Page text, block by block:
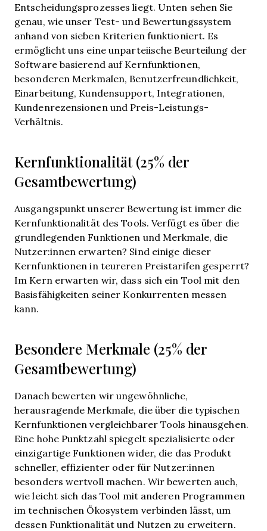
Entscheidungsprozesses liegt. Unten sehen Sie
genau, wie unser Test- und Bewertungssystem
anhand von sieben Kriterien funktioniert. Es
ermöglicht uns eine unparteiische Beurteilung der
Software basierend auf Kernfunktionen,
besonderen Merkmalen, Benutzerfreundlichkeit,
Einarbeitung, Kundensupport, Integrationen,
Kundenrezensionen und Preis-Leistungs-
Verhältnis.
Kernfunktionalität (25% der
Gesamtbewertung)
Ausgangspunkt unserer Bewertung ist immer die
Kernfunktionalität des Tools. Verfügt es über die
grundlegenden Funktionen und Merkmale, die
Nutzer:innen erwarten? Sind einige dieser
Kernfunktionen in teureren Preistarifen gesperrt?
Im Kern erwarten wir, dass sich ein Tool mit den
Basisfähigkeiten seiner Konkurrenten messen
kann.
Besondere Merkmale (25% der
Gesamtbewertung)
Danach bewerten wir ungewöhnliche,
herausragende Merkmale, die über die typischen
Kernfunktionen vergleichbarer Tools hinausgehen.
Eine hohe Punktzahl spiegelt spezialisierte oder
einzigartige Funktionen wider, die das Produkt
schneller, effizienter oder für Nutzer:innen
besonders wertvoll machen. Wir bewerten auch,
wie leicht sich das Tool mit anderen Programmen
im technischen Ökosystem verbinden lässt, um
dessen Funktionalität und Nutzen zu erweitern.